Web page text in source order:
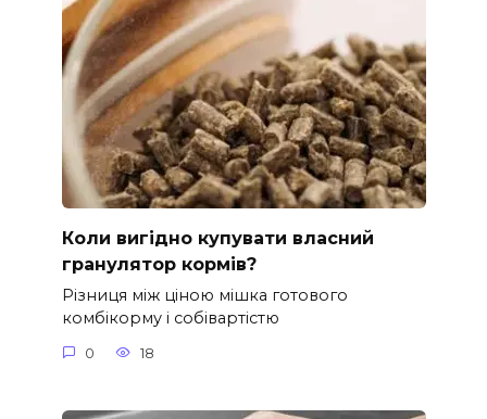
Коли вигідно купувати власний
гранулятор кормів?
Різниця між ціною мішка готового
комбікорму і собівартістю
0 18